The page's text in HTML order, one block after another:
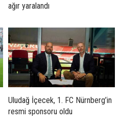
ağır yaralandı
Uludağ İçecek, 1. FC Nürnberg’in
resmi sponsoru oldu